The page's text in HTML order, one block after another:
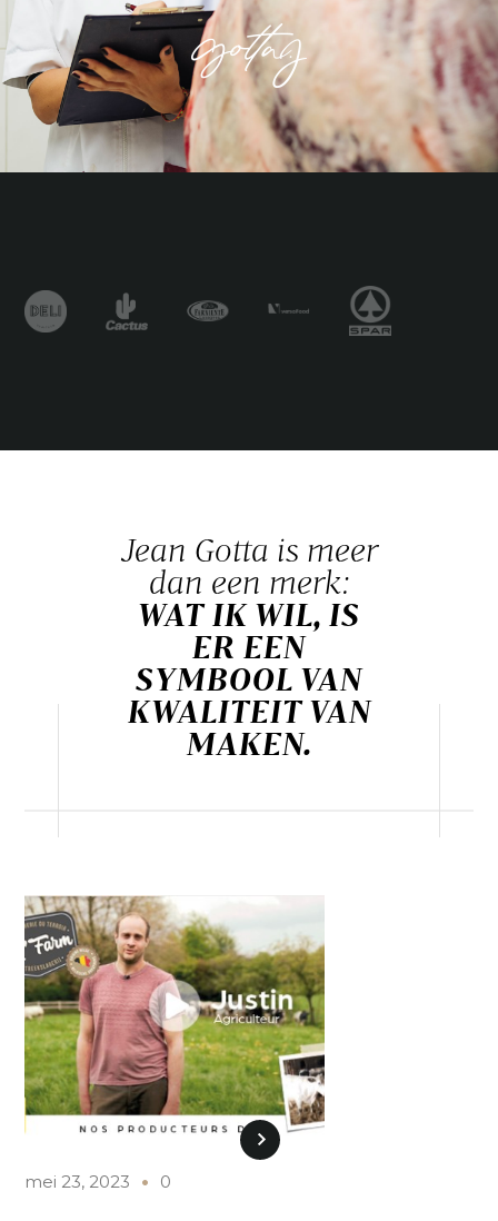
Jean Gotta is meer
dan een merk:
WAT IK WIL, IS
ER EEN
SYMBOOL VAN
KWALITEIT VAN
MAKEN.
mei 23, 2023 0